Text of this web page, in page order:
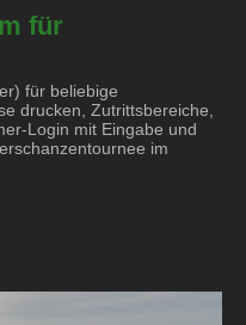
für
für beliebige
drucken, Zutrittsbereiche,
Login mit Eingabe und
im